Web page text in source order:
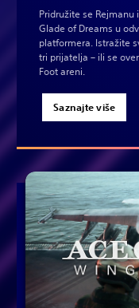
Pridružite se
Glade of Dreams u
platformera. Istražite
tri prijatelja – ili se
Foot areni.
Saznajte više